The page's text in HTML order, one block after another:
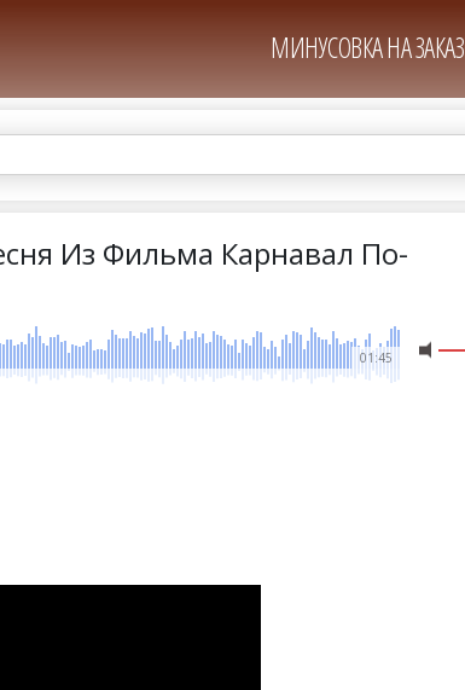
МИНУСОВКА НА ЗАКАЗ
Из Фильма Карнавал По-
01:45